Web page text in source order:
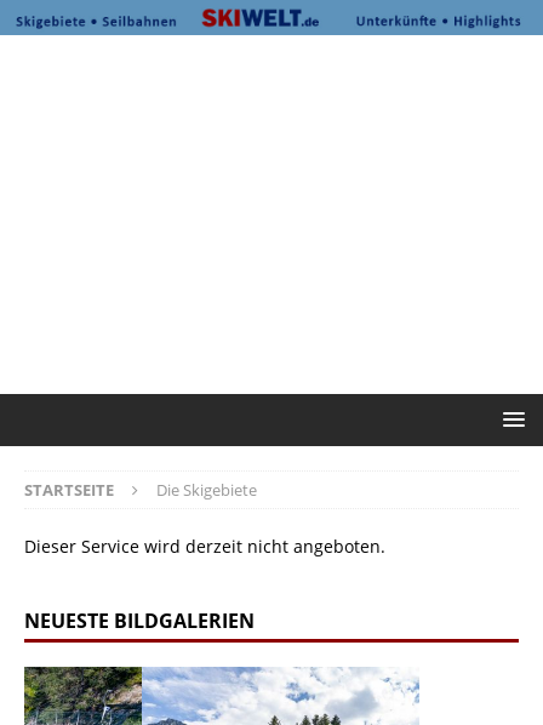
STARTSEITE Die Skigebiete
Dieser Service wird derzeit nicht angeboten.
NEUESTE BILDGALERIEN